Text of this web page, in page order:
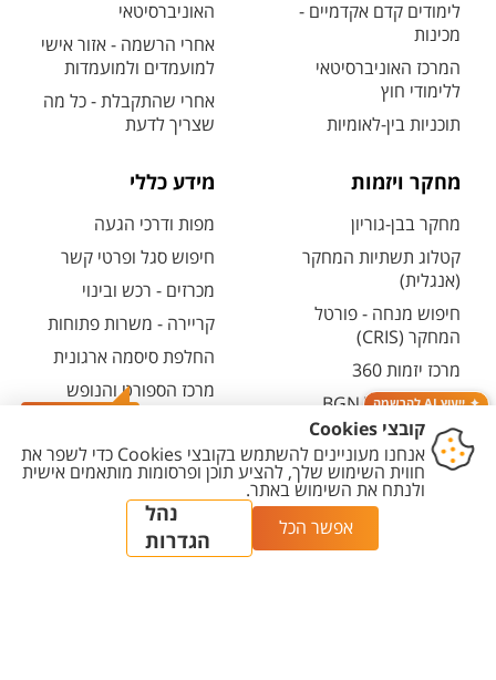
ייעוץ AI להרשמה
לימודים קדם אקדמיים -
מכינות
המרכז האוניברסיטאי
ללימודי חוץ
תוכניות בין-לאומיות
האוניברסיטאי
אחרי הרשמה - אזור אישי
למועמדים ולמועמדות
אחרי שהתקבלת - כל מה
שצריך לדעת
מחקר ויזמות
מחקר בבן-גוריון
קטלוג תשתיות המחקר
(אנגלית)
חיפוש מנחה - פורטל
המחקר (CRIS)
מרכז יזמות 360
BGN Technology
Transfer
פארק ההייטק
משרות אקדמיות
מידע כללי
מפות ודרכי הגעה
חיפוש סגל ופרטי קשר
מכרזים - רכש ובינוי
קריירה - משרות פתוחות
החלפת סיסמה ארגונית
מרכז הספורט והנופש
חירום